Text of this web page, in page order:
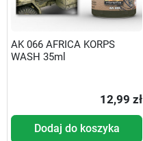
AK 066 AFRICA KORPS
WASH 35ml
12,99 zł
Dodaj do koszyka